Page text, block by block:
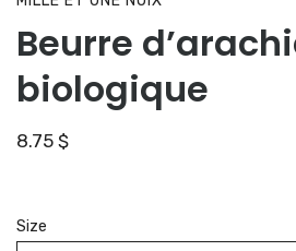
Beurre
biologique
8.75 $
Size
Sélectionnez